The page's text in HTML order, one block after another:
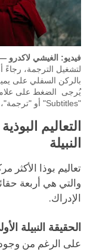
فيديو: الغيشي لاكدرو
بالركن السفلي على
"Subtitles" أو "ترجمة"، واختار لغتك المفضل
التعاليم
النبيلة
تعاليم بوذا الأكثر
والتي هي أربعة
الإدراك.
الحقيقة النبيلة
على الرغم من وجود